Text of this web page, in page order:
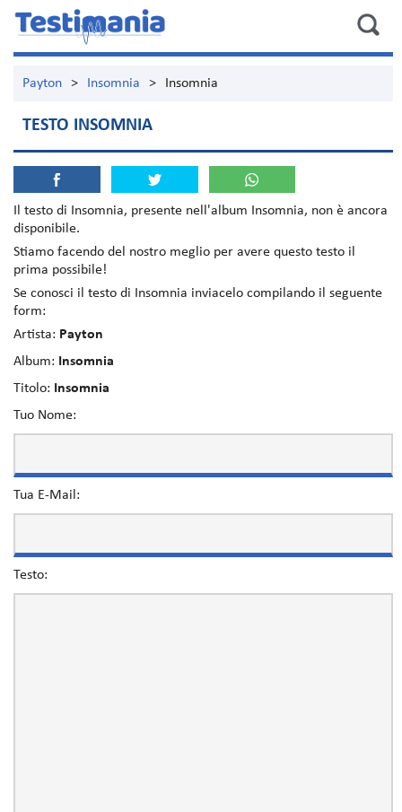
Payton > Insomnia > Insomnia
TESTO INSOMNIA
Il testo di Insomnia, presente nell'album Insomnia, non è ancora
disponibile.
Stiamo facendo del nostro meglio per avere questo testo il
prima possibile!
Se conosci il testo di Insomnia inviacelo compilando il seguente
form:
Artista: Payton
Album:
Insomnia
Titolo:
Insomnia
Tuo Nome:
Tua E-Mail:
Testo: